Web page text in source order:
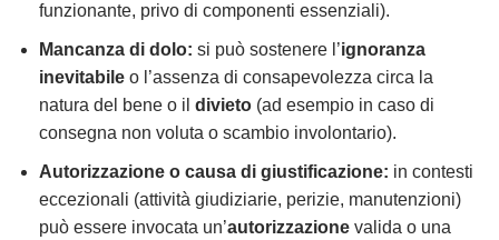
funzionante, privo di componenti essenziali).
Mancanza di dolo: si può sostenere l’ignoranza
inevitabile o l’assenza di consapevolezza circa la
natura del bene o il divieto (ad esempio in caso di
consegna non voluta o scambio involontario).
Autorizzazione o causa di giustificazione: in contesti
eccezionali (attività giudiziarie, perizie, manutenzioni)
può essere invocata un’autorizzazione valida o una